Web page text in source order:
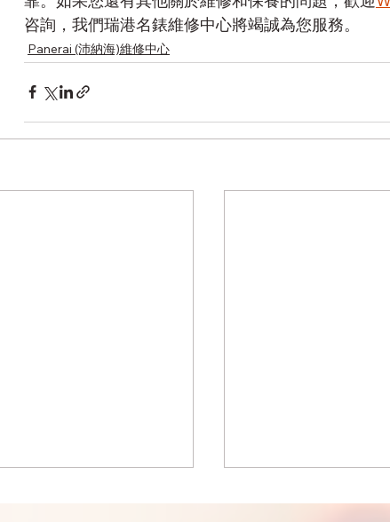
咨詢，我們瑞港名錶維修中心將竭誠為您服務。
Panerai (沛納海)維修中心